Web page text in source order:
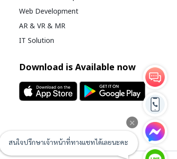
Web Development
AR & VR & MR
IT Solution
Download is Available now